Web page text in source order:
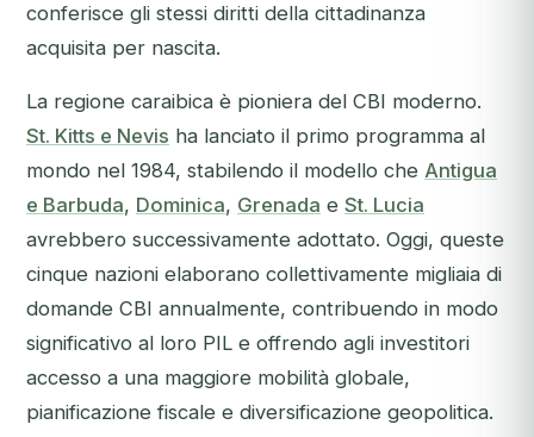
conferisce gli stessi diritti della cittadinanza
acquisita per nascita.
La regione caraibica è pioniera del CBI moderno.
St. Kitts e Nevis ha lanciato il primo programma al
mondo nel 1984, stabilendo il modello che Antigua
e Barbuda, Dominica, Grenada e St. Lucia
avrebbero successivamente adottato. Oggi, queste
cinque nazioni elaborano collettivamente migliaia di
domande CBI annualmente, contribuendo in modo
significativo al loro PIL e offrendo agli investitori
accesso a una maggiore mobilità globale,
pianificazione fiscale e diversificazione geopolitica.